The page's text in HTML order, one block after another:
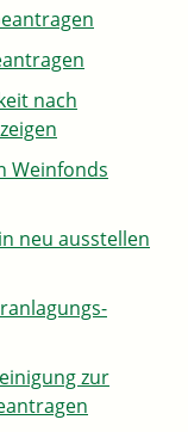
nach
Weinfonds
neu ausstellen
zur